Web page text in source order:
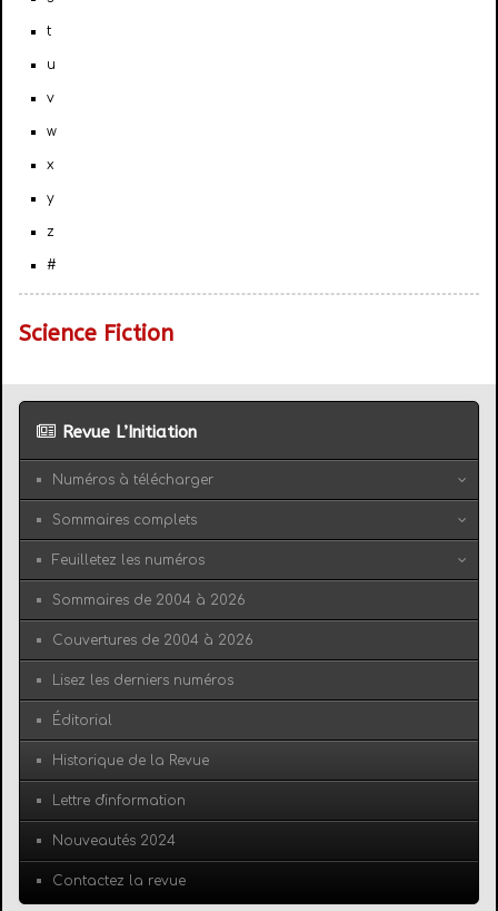
t
u
v
w
x
y
z
#
Science Fiction
Revue L’Initiation
Numéros à télécharger
Sommaires complets
Feuilletez les numéros
Sommaires de 2004 à 2026
Couvertures de 2004 à 2026
Lisez les derniers numéros
Éditorial
Historique de la Revue
Lettre d'information
Nouveautés 2024
Contactez la revue